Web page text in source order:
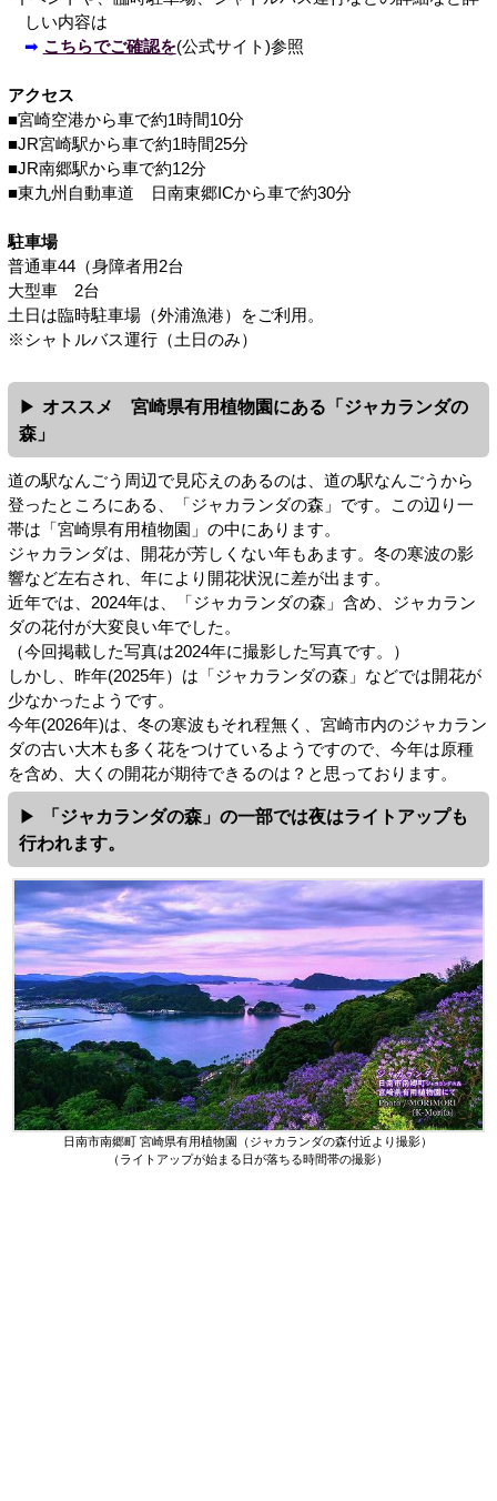
しい内容は
➡ こちらでご確認を(公式サイト)参照
アクセス
■宮崎空港から車で約1時間10分
■JR宮崎駅から車で約1時間25分
■JR南郷駅から車で約12分
■東九州自動車道 日南東郷ICから車で約30分
駐車場
普通車44（身障者用2台
大型車 2台
土日は臨時駐車場（外浦漁港）をご利用。
※シャトルバス運行（土日のみ）
オススメ 宮崎県有用植物園にある「ジャカランダの
森」
道の駅なんごう周辺で見応えのあるのは、道の駅なんごうから
登ったところにある、「ジャカランダの森」です。この辺り一
帯は「宮崎県有用植物園」の中にあります。
ジャカランダは、開花が芳しくない年もあます。冬の寒波の影
響など左右され、年により開花状況に差が出ます。
近年では、2024年は、「ジャカランダの森」含め、ジャカラン
ダの花付が大変良い年でした。
（今回掲載した写真は2024年に撮影した写真です。）
しかし、昨年(2025年）は「ジャカランダの森」などでは開花が
少なかったようです。
今年(2026年)は、冬の寒波もそれ程無く、宮崎市内のジャカラン
ダの古い大木も多く花をつけているようですので、今年は原種
を含め、大くの開花が期待できるのは？と思っております。
「ジャカランダの森」の一部では夜はライトアップも
行われます。
日南市南郷町 宮崎県有用植物園（ジャカランダの森付近より撮影）
（ライトアップが始まる日が落ちる時間帯の撮影）